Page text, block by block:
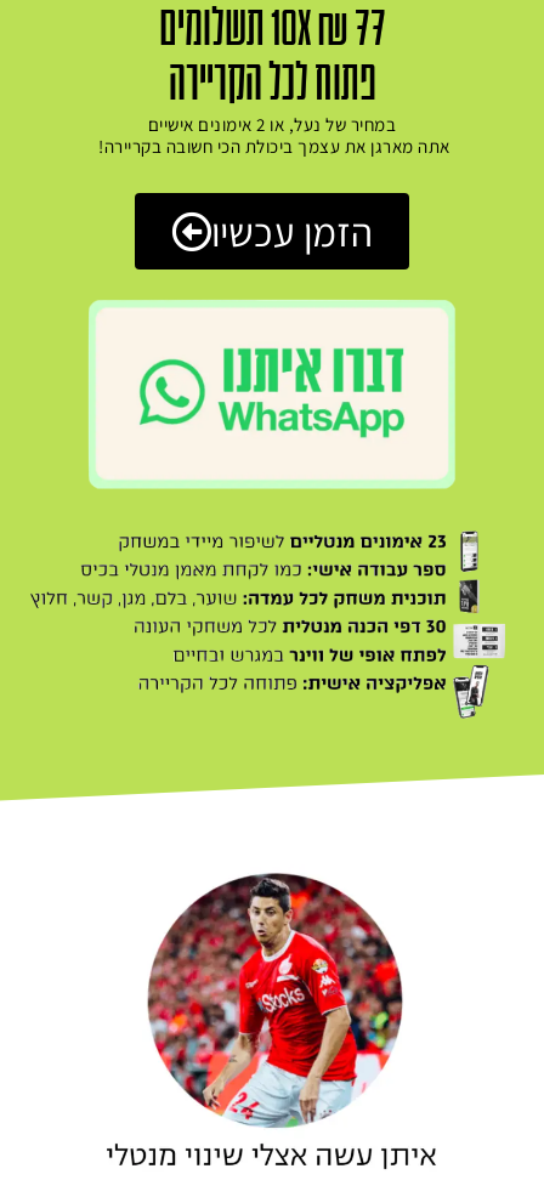
10X ₪ 77 תשלומים
פתוח לכל הקריירה
במחיר של נעל, או 2 אימונים אישיים
אתה מארגן את עצמך ביכולת הכי חשובה בקריירה!
הזמן עכשיו